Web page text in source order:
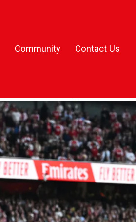
Community Contact Us